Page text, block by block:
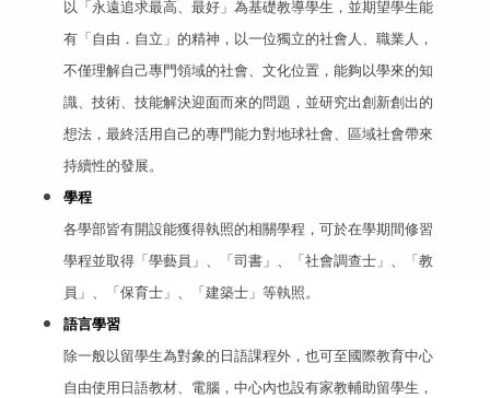
以「永遠追求最高、最好」為基礎教導學生，並期望學生能
有「自由．自立」的精神，以一位獨立的社會人、職業人，
不僅理解自己專門領域的社會、文化位置，能夠以學來的知
識、技術、技能解決迎面而來的問題，並研究出創新創出的
想法，最終活用自己的專門能力對地球社會、區域社會帶來
持續性的發展。
學程
各學部皆有開設能獲得執照的相關學程，可於在學期間修習
學程並取得「學藝員」、「司書」、「社會調查士」、「教
員」、「保育士」、「建築士」等執照。
語言學習
除一般以留學生為對象的日語課程外，也可至國際教育中心
自由使用日語教材、電腦，中心內也設有家教輔助留學生，